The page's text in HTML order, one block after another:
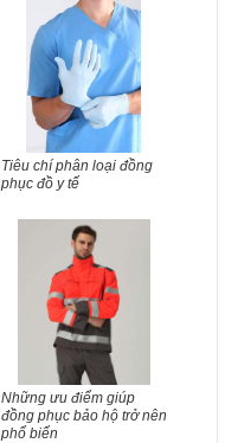
Tiêu chí phân loại đồng
phục đồ y tế
Những ưu điểm giúp
đồng phục bảo hộ trở nên
phổ biến